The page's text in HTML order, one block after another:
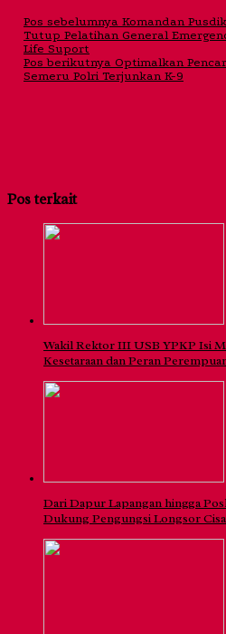
Pos sebelumnya Komandan
Tutup Pelatihan General
Life Suport
Pos berikutnya Optimalkan
Semeru Polri Terjunkan K-9
Pos terkait
Wakil Rektor III USB YPKP Isi
Kesetaraan dan Peran
Dari Dapur Lapangan hingga
Dukung Pengungsi Longsor